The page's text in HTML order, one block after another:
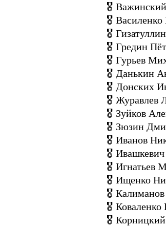
🎖 Важинский
🎖 Василенко
🎖
🎖 Гредин
🎖 Гурьев
🎖 Данькин
🎖 Донских
🎖 Журавлев
🎖 Зуйков
🎖 Зюзин
🎖 Иванов
🎖
🎖 Игнатьев
🎖 Ищенко
🎖
🎖 Коваленко
🎖